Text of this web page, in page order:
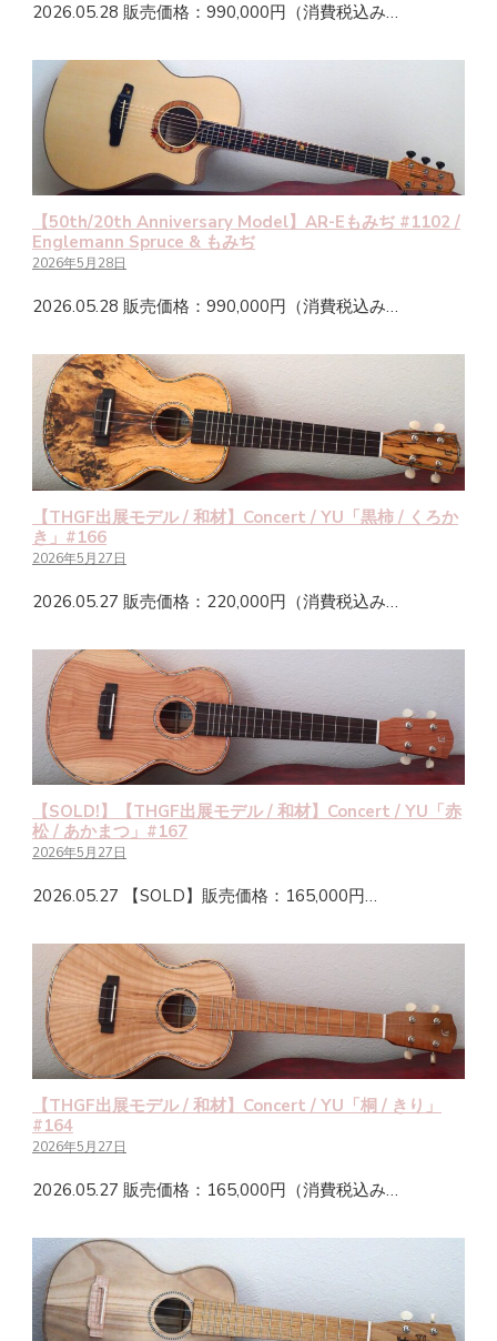
2026.05.28 販売価格：990,000円（消費税込み…
【50th/20th Anniversary Model】AR-Eもみぢ #1102 /
Englemann Spruce & もみぢ
2026年5月28日
2026.05.28 販売価格：990,000円（消費税込み…
【THGF出展モデル / 和材】Concert / YU「黒柿 / くろか
き」#166
2026年5月27日
2026.05.27 販売価格：220,000円（消費税込み…
【SOLD!】【THGF出展モデル / 和材】Concert / YU「赤
松 / あかまつ」#167
2026年5月27日
2026.05.27 【SOLD】販売価格：165,000円…
【THGF出展モデル / 和材】Concert / YU「桐 / きり」
#164
2026年5月27日
2026.05.27 販売価格：165,000円（消費税込み…